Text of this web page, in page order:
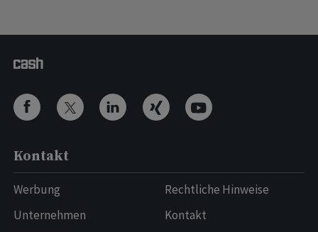
Kontakt
Werbung
Unternehmen
Rechtliche Hinweise
Kontakt